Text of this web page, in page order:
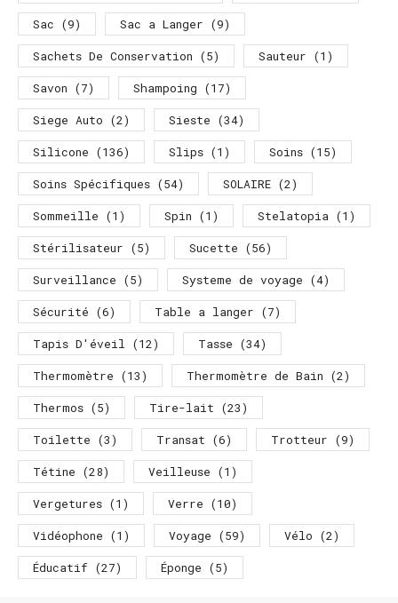
Sac (9) Sac a Langer (9)
Sachets De Conservation (5) Sauteur (1)
Savon (7) Shampoing (17)
Siege Auto (2) Sieste (34)
Silicone (136) Slips (1) Soins (15)
Soins Spécifiques (54) SOLAIRE (2)
Sommeille (1) Spin (1) Stelatopia (1)
Stérilisateur (5) Sucette (56)
Surveillance (5) Systeme de voyage (4)
Sécurité (6) Table a langer (7)
Tapis D'éveil (12) Tasse (34)
Thermomètre (13) Thermomètre de Bain (2)
Thermos (5) Tire-lait (23)
Toilette (3) Transat (6) Trotteur (9)
Tétine (28) Veilleuse (1)
Vergetures (1) Verre (10)
Vidéophone (1) Voyage (59) Vélo (2)
Éducatif (27) Éponge (5)